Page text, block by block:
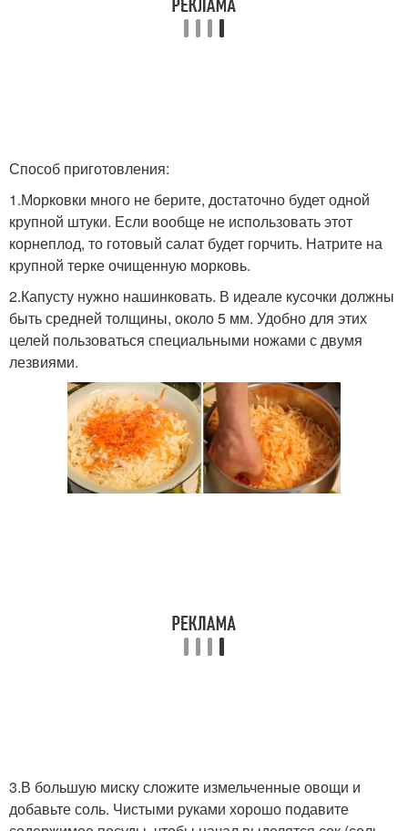
Способ приготовления:
1.Морковки много не берите, достаточно будет одной
крупной штуки. Если вообще не использовать этот
корнеплод, то готовый салат будет горчить. Натрите на
крупной терке очищенную морковь.
2.Капусту нужно нашинковать. В идеале кусочки должны
быть средней толщины, около 5 мм. Удобно для этих
целей пользоваться специальными ножами с двумя
лезвиями.
3.В большую миску сложите измельченные овощи и
добавьте соль. Чистыми руками хорошо подавите